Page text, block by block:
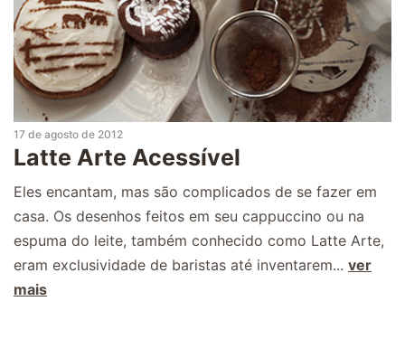
17 de agosto de 2012
Latte Arte Acessível
Eles encantam, mas são complicados de se fazer em
casa. Os desenhos feitos em seu cappuccino ou na
espuma do leite, também conhecido como Latte Arte,
eram exclusividade de baristas até inventarem... ver
mais